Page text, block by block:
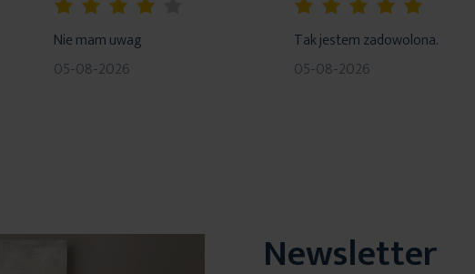
Nie mam uwag
05-08-2026
Tak jestem zadowolona.
05-08-2026
Newsletter